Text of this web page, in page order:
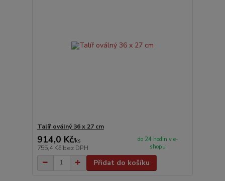
Talíř oválný 36 x 27 cm
914,0 Kč/ks
755,4 Kč bez DPH
do 24 hodin v e-
shopu
Přidat do košíku